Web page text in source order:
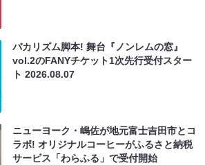
バカリズム脚本! 舞台『ノンレムの窓』
vol.2のFANYチケット1次先行受付スター
ト2026.08.07
ニューヨーク・嶋佐が地元富士吉田市とコ
ラボ! オリジナルコーヒーがふるさと納税
サービス「わらふる」で受付開始